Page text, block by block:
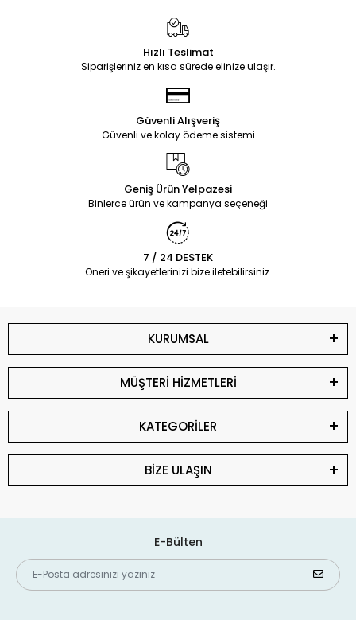
Hızlı Teslimat
Siparişleriniz en kısa sürede elinize ulaşır.
Güvenli Alışveriş
Güvenli ve kolay ödeme sistemi
Geniş Ürün Yelpazesi
Binlerce ürün ve kampanya seçeneği
7 / 24 DESTEK
Öneri ve şikayetlerinizi bize iletebilirsiniz.
KURUMSAL
MÜŞTERİ HİZMETLERİ
KATEGORİLER
BİZE ULAŞIN
E-Bülten